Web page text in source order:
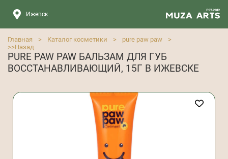
Ижевск
Главная > Каталог косметики > pure paw paw
>
>>Назад
PURE PAW PAW БАЛЬЗАМ ДЛЯ ГУБ
ВОССТАНАВЛИВАЮЩИЙ, 15Г В ИЖЕВСКЕ